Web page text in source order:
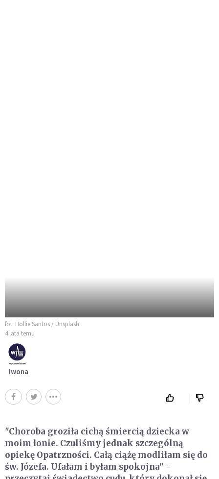
fot. Hollie Santos / Unsplash
4 lata temu
Iwona
"Choroba groziła cichą śmiercią dziecka w
moim łonie. Czuliśmy jednak szczególną
opiekę Opatrzności. Całą ciążę modliłam się do
św. Józefa. Ufałam i byłam spokojna" -